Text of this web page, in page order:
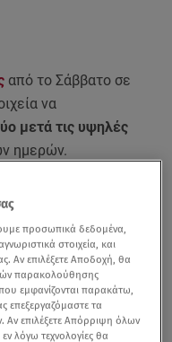
από το Σάββατο σε
να
μετά τις υψηλές
ημερών.
Υπηρεσία (ΕΜΥ)
πτώση στα
και νότιες
Το
την χώρα από την
προσωπικά δεδομένα,
στοιχεία, και
Αν επιλέξετε Αποδοχή, θα
παρακολούθησης
εμφανίζονται παρακάτω,
επεξεργαζόμαστε τα
επιλέξετε Απόρριψη όλων
λόγω τεχνολογίες θα